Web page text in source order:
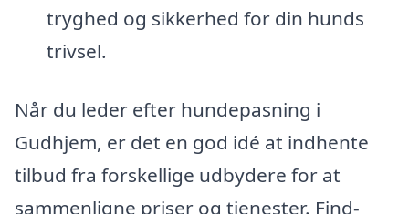
tryghed og sikkerhed for din hunds
trivsel.
Når du leder efter hundepasning i
Gudhjem, er det en god idé at indhente
tilbud fra forskellige udbydere for at
sammenligne priser og tjenester. Find-